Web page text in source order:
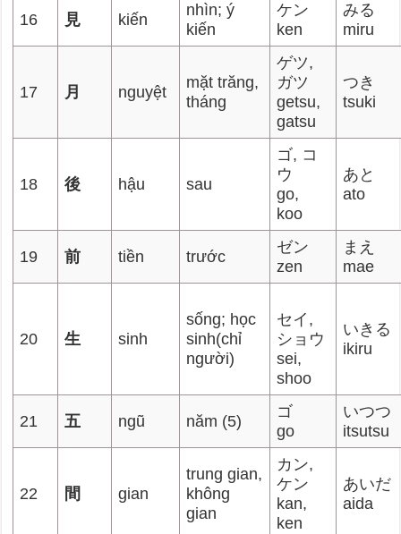
16 見 kiến
nhìn; ý
kiến
ケン
ken
みる
miru
17 月 nguyệt
mặt trăng,
tháng
ゲツ,
ガツ
getsu,
gatsu
つき
tsuki
18 後 hậu sau
ゴ, コ
ウ
go,
koo
あと
ato
19 前 tiền trước
ゼン
zen
まえ
mae
20 生 sinh
sống; học
sinh(chỉ
người)
セイ,
ショウ
sei,
shoo
いきる
ikiru
21 五 ngũ năm (5)
ゴ
go
いつつ
itsutsu
22 間 gian
trung gian,
không
gian
カン,
ケン
kan,
ken
あいだ
aida